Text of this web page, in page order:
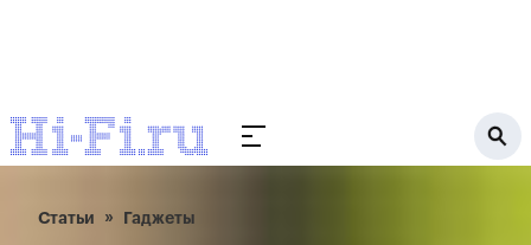
Статьи Гаджеты